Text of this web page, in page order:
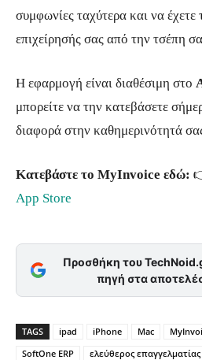
συμφωνίες ταχύτερα και να
επιχείρησής σας από την τσέπη
Η εφαρμογή είναι διαθέσιμη στο
μπορείτε να την κατεβάσετε
διαφορά στην καθημερινότητά
Κατεβάστε το MyInvoice εδώ:
App Store
Προσθήκη του
πηγή στα
TAGS ipad iPhone Mac
SoftOne ERP
ελεύθερος επαγγελματίας